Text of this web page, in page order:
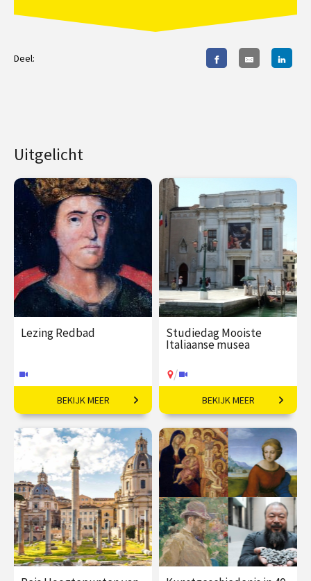
Deel:
Uitgelicht
Lezing Redbad
De legendarische koning.
€ 19,50
vanaf 30
sep
Online
BEKIJK MEER
Studiedag Mooiste
Italiaanse musea
/
Topcollecties achter
historische gevels.
€ 90,00
vanaf 17
okt
/ Op locatie of online
BEKIJK MEER